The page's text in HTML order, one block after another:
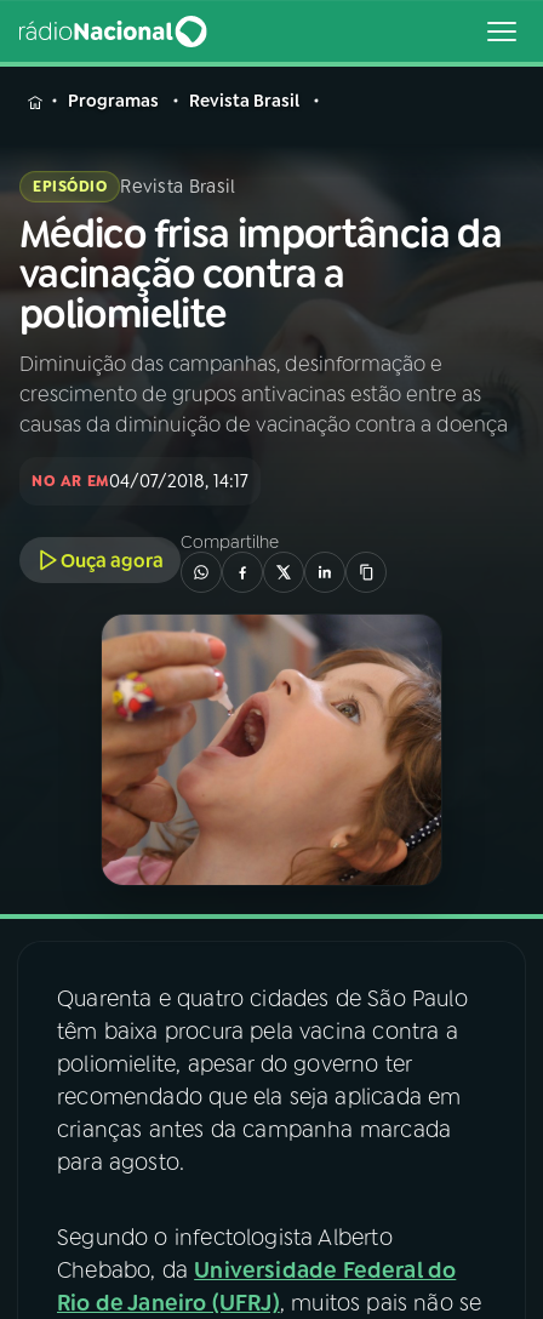
MENU
Buscar
na
Rádio
Nacional
Buscar
AO VIVO
PROGRAMAS
PODCASTS
VIDEOCASTS
07ÚLTIMAS
08FESTIVAL DE MÚSICA
ACOMPANHE A RÁDIO NACIONAL
YouTube Facebook
TikTok
Programas Revista Brasil
EPISÓDIO Revista Brasil
Médico frisa importância da
vacinação contra a
poliomielite
Diminuição das campanhas, desinformação e
crescimento de grupos antivacinas estão entre as
causas da diminuição de vacinação contra a doença
NO AR EM04/07/2018, 14:17
Ouça agora
Compartilhe
Quarenta e quatro cidades de São Paulo
têm baixa procura pela vacina contra a
poliomielite, apesar do governo ter
recomendado que ela seja aplicada em
crianças antes da campanha marcada
para agosto.
Segundo o infectologista Alberto
Chebabo, da Universidade Federal do
Rio de Janeiro (UFRJ), muitos pais não se